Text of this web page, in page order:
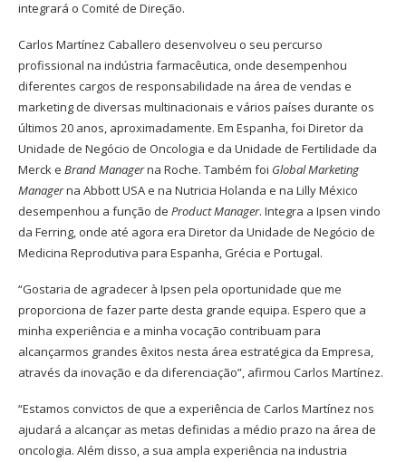
integrará o Comité de Direção.
Carlos Martínez Caballero desenvolveu o seu percurso
profissional na indústria farmacêutica, onde desempenhou
diferentes cargos de responsabilidade na área de vendas e
marketing de diversas multinacionais e vários países durante os
últimos 20 anos, aproximadamente. Em Espanha, foi Diretor da
Unidade de Negócio de Oncologia e da Unidade de Fertilidade da
Merck e Brand Managerna Roche. Também foi Global Marketing
Managerna Abbott USA e na Nutricia Holanda e na Lilly México
desempenhou a função de Product Manager. Integra a Ipsen vindo
da Ferring, onde até agora era Diretor da Unidade de Negócio de
Medicina Reprodutiva para Espanha, Grécia e Portugal.
“Gostaria de agradecer à Ipsen pela oportunidade que me
proporciona de fazer parte desta grande equipa. Espero que a
minha experiência e a minha vocação contribuam para
alcançarmos grandes êxitos nesta área estratégica da Empresa,
através da inovação e da diferenciação”, afirmou Carlos Martínez.
“Estamos convictos de que a experiência de Carlos Martínez nos
ajudará a alcançar as metas definidas a médio prazo na área de
oncologia. Além disso, a sua ampla experiência na industria